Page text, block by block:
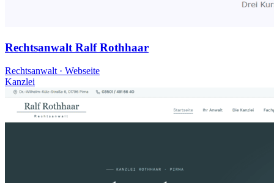
Rechtsanwalt Ralf Rothhaar
Rechtsanwalt · Webseite
Kanzlei